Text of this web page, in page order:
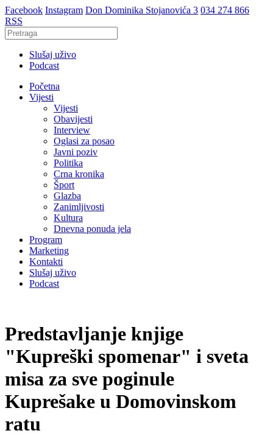
Facebook Instagram Don Dominika Stojanovića 3 034 274 866
RSS
Slušaj uživo
Podcast
Početna
Vijesti
Vijesti
Obavijesti
Interview
Oglasi za posao
Javni poziv
Politika
Crna kronika
Šport
Glazba
Zanimljivosti
Kultura
Dnevna ponuda jela
Program
Marketing
Kontakti
Slušaj uživo
Podcast
Predstavljanje knjige
"Kupreški spomenar" i sveta
misa za sve poginule
Kuprešake u Domovinskom
ratu